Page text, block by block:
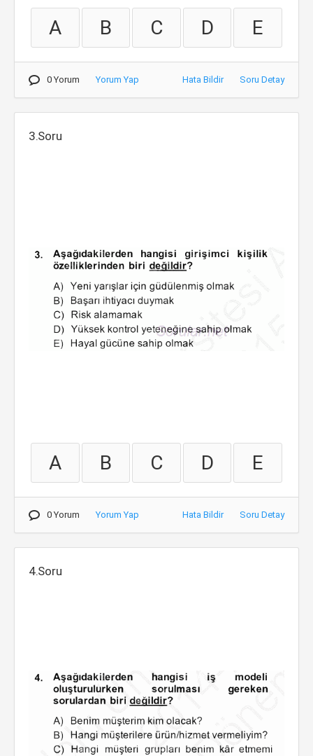
A B C D E
0 Yorum Yorum Yap Hata Bildir Soru Detay
3.Soru
A B C D E
0 Yorum Yorum Yap Hata Bildir Soru Detay
4.Soru